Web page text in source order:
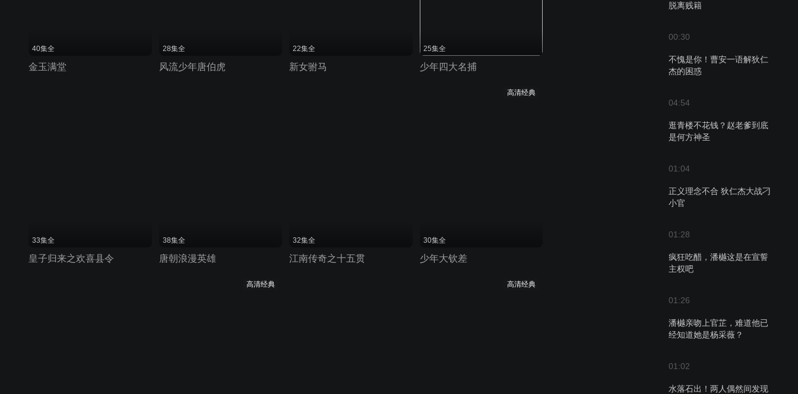
脱离贱籍
00:30
不愧是你！曹安一语解狄仁
杰的困惑
04:54
逛青楼不花钱？赵老爹到底
是何方神圣
01:04
正义理念不合 狄仁杰大战刁
小官
01:28
疯狂吃醋，潘樾这是在宣誓
主权吧
01:26
潘樾亲吻上官芷，难道他已
经知道她是杨采薇？
01:02
水落石出！两人偶然间发现
40集全
金玉满堂
28集全
风流少年唐伯虎
22集全
新女驸马
25集全
少年四大名捕
33集全
皇子归来之欢喜县令
38集全
唐朝浪漫英雄
32集全
江南传奇之十五贯
高清经典
30集全
少年大钦差
高清经典 高清经典